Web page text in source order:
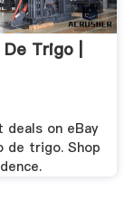
Trigo |
deals on eBay
de trigo. Shop